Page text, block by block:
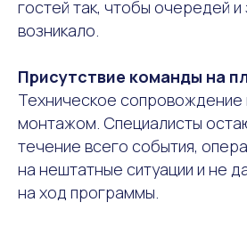
гостей так, чтобы очередей
возникало.
Присутствие команды на
Техническое сопровождение
монтажом. Специалисты
течение всего события,
на нештатные ситуации и не
на ход программы.